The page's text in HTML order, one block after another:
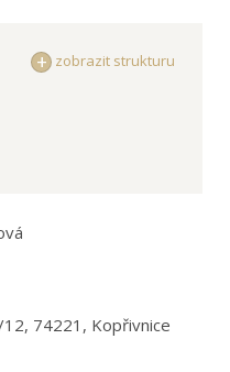
zobrazit strukturu
74221, Kopřivnice